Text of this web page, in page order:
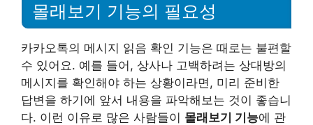
몰래보기 기능의 필요성
카카오톡의 메시지 읽음 확인 기능은 때로는 불편할
수 있어요. 예를 들어, 상사나 고백하려는 상대방의
메시지를 확인해야 하는 상황이라면, 미리 준비한
답변을 하기에 앞서 내용을 파악해보는 것이 좋습니
다. 이런 이유로 많은 사람들이 몰래보기 기능에 관